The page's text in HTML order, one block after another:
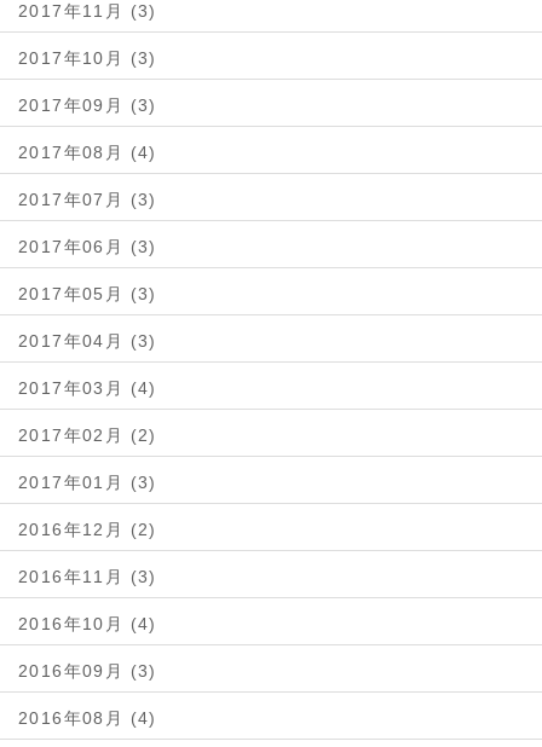
2017年11月 (3)
2017年10月 (3)
2017年09月 (3)
2017年08月 (4)
2017年07月 (3)
2017年06月 (3)
2017年05月 (3)
2017年04月 (3)
2017年03月 (4)
2017年02月 (2)
2017年01月 (3)
2016年12月 (2)
2016年11月 (3)
2016年10月 (4)
2016年09月 (3)
2016年08月 (4)